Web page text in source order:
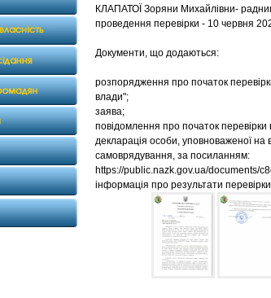
КЛАПАТОЇ Зоряни Михайлівни-
проведення перевірки - 10 червня
Документи, що додаються:
розпорядження про початок
влади";
заява;
повідомлення про початок
декларація особи, уповноваженої
самоврядування, за посиланням:
https://public.nazk.gov.ua/documents/
інформація про результати